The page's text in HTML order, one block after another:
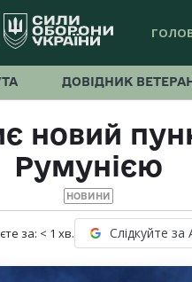
ДОВІДНИК
новий
Румунією
НОВИНИ
за: < 1 хв. Слідкуйте